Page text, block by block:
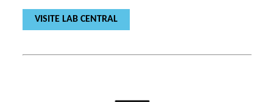
VISITE LAB CENTRAL